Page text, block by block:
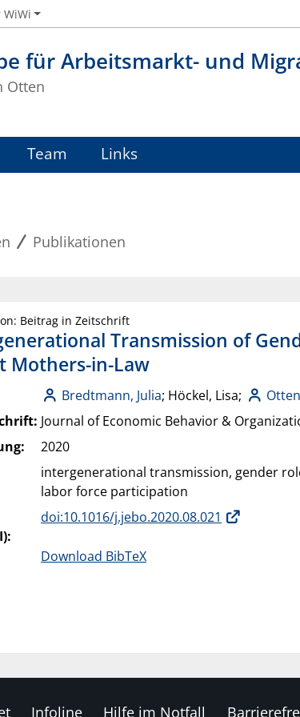
für Arbeitsmarkt- und
Otten
Team Links
Publikationen
Beitrag in Zeitschrift
Transmission of
Mothers-in-Law
Bredtmann, Julia; Höckel, Lisa;
Journal of Economic Behavior &
2020
intergenerational transmission, gender
labor force participation
doi:10.1016/j.jebo.2020.08.021
Download BibTeX
Infoline Hilfe im Notfall